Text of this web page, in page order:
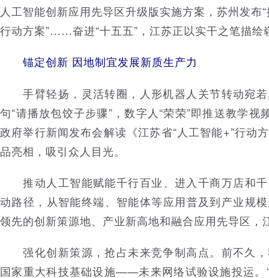
人工智能创新应用先导区升级版实施方案，苏州发布
行动方案”……奋进“十五五”，江苏正以实干之笔描绘
锚定创新 因地制宜发展新质生产力
手臂轻扬，灵活转圈，人形机器人关节转动宛若
句“请播放包饺子步骤”，数字人“荣荣”即推送教学
政府举行新闻发布会解读《江苏省“人工智能+”行动
品亮相，吸引众人目光。
推动人工智能赋能千行百业、进入千商万店和
动路径，从智能终端、智能体等应用普及到产业规
领先的创新策源地、产业新高地和融合应用先导区，
强化创新策源，抢占未来竞争制高点。前不久，
国家重大科技基础设施——未来网络试验设施投运。